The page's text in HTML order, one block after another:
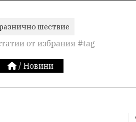
шествие
от избрания #tag
/ Новини